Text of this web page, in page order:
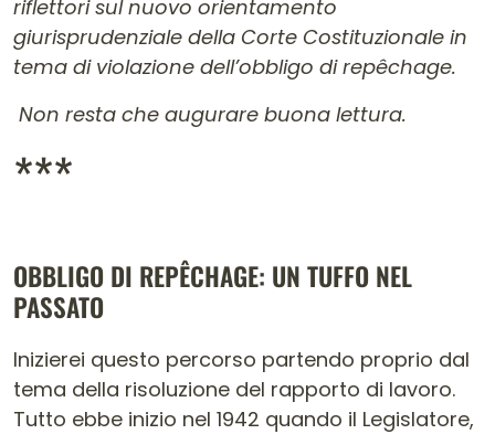
riflettori sul nuovo orientamento
giurisprudenziale della Corte Costituzionale in
tema di violazione dell’obbligo di repêchage.
Non resta che augurare buona lettura.
***
OBBLIGO DI REPÊCHAGE: UN TUFFO NEL
PASSATO
Inizierei questo percorso partendo proprio dal
tema della risoluzione del rapporto di lavoro.
Tutto ebbe inizio nel 1942 quando il Legislatore,